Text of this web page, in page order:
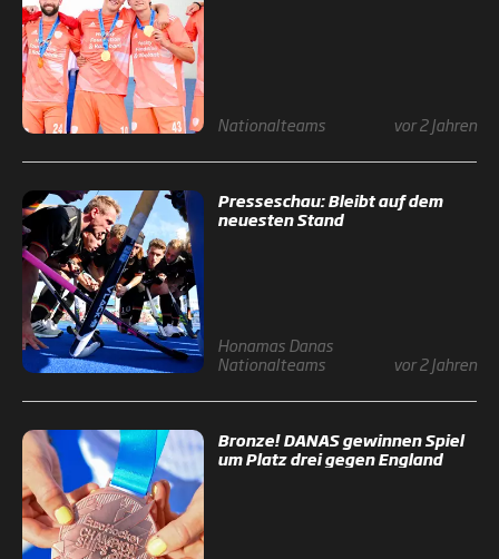
Nationalteams vor 2 Jahren
Presseschau: Bleibt auf dem
neuesten Stand
HonamasDanas
Nationalteams
vor 2 Jahren
Bronze! DANAS gewinnen Spiel
um Platz drei gegen England